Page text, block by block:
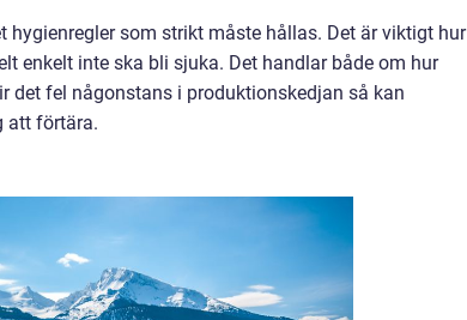
som strikt måste hållas. Det är viktigt hur
enkelt inte ska bli sjuka. Det handlar både om hur
det fel någonstans i produktionskedjan så kan
att förtära.